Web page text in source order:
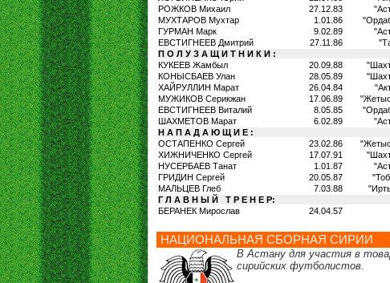
РОЖКОВ Михаил
27.12.83
МУХТАРОВ Мухтар
1.01.86
ГУРМАН Марк
9.02.89
ЕВСТИГНЕЕВ Дмитрий
27.11.86
П О Л У З А Щ И Т Н И К И :
КУКЕЕВ Жамбыл
20.09.88
КОНЫСБАЕВ Улан
28.05.89
ХАЙРУЛЛИН Марат
26.04.84
МУЖИКОВ Серикжан
17.06.89
ЕВСТИГНЕЕВ Виталий
8.05.85
ШАХМЕТОВ Марат
6.02.89
Н А П А Д А Ю Щ И Е :
ОСТАПЕНКО Сергей
23.02.86
ХИЖНИЧЕНКО Сергей
17.07.91
НУСЕРБАЕВ Танат
1.01.87
ГРИДИН Сергей
20.05.87
МАЛЬЦЕВ Глеб
7.03.88
Г Л А В Н Ы Й Т Р Е Н Е Р:
БЕРАНЕК Мирослав
24.04.57
НАЦИОНАЛЬНАЯ СБОРНАЯ СИРИИ
В Астану для участия в
сирийских футболистов.